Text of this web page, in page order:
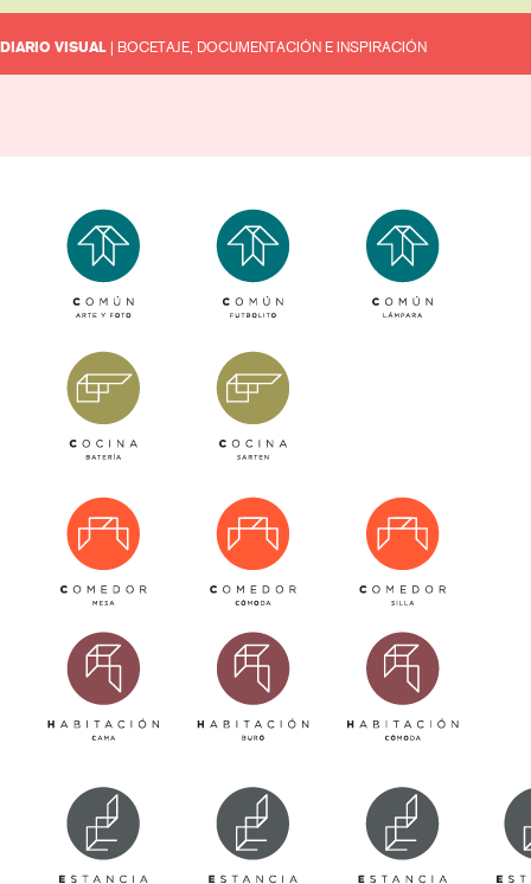
DIARIO VISUAL | BOCETAJE, DOCUMENTACIÓN E INSPIRACIÓN